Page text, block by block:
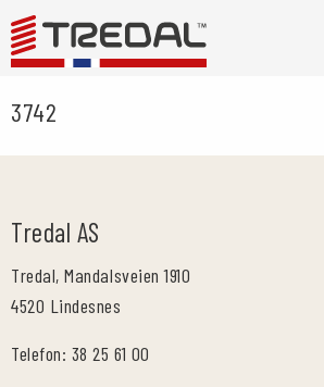
3742
Tredal AS
Tredal, Mandalsveien 1910
4520 Lindesnes
Telefon: 38 25 61 00